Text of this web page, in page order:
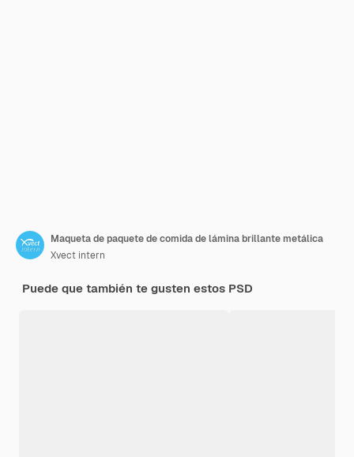
Maqueta de paquete de comida de lámina brillante metálica
Xvect intern
Puede que también te gusten estos PSD